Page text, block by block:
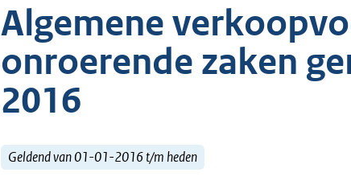
Algemene
onroerende zaken
2016
Geldend van 01-01-2016 t/m heden